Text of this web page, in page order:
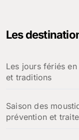
r
e
r
Les
Les jours fériés
et traditions
Saison des
prévention et